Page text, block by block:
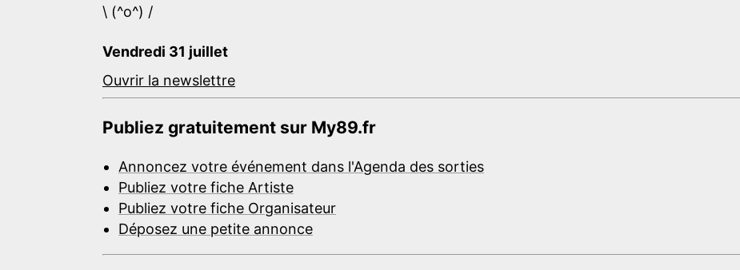
\ (^o^) /
Vendredi 31 juillet
Ouvrir la newslettre
Publiez gratuitement sur My89.fr
Annoncez votre événement dans l'Agenda des sorties
Publiez votre fiche Artiste
Publiez votre fiche Organisateur
Déposez une petite annonce